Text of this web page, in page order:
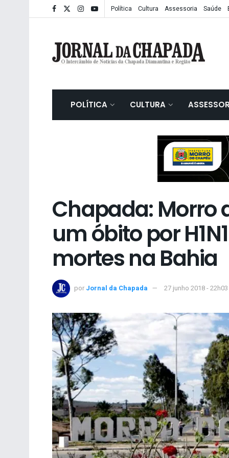
Política Cultura Assessoria Saúde
POLÍTICA CULTURA
Chapada: Morro
um óbito por
mortes na Bahia
por Jornal da Chapada 27 junho 2018 - 22h03